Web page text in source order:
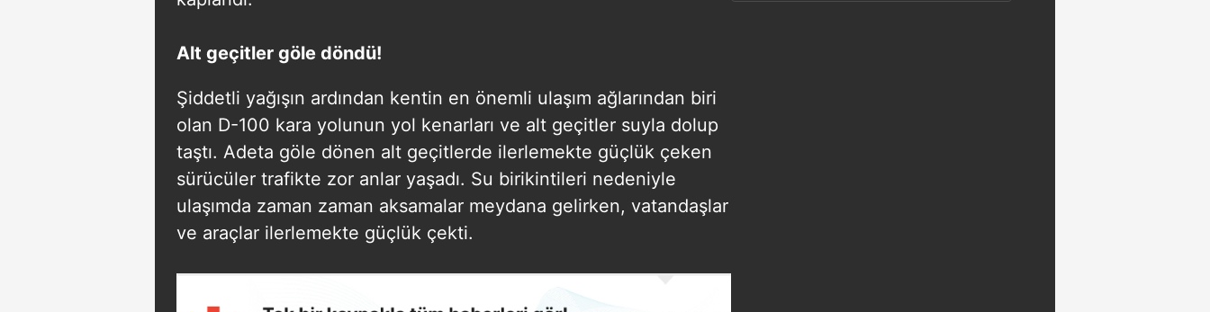
Alt geçitler göle döndü!
Şiddetli yağışın ardından kentin en önemli ulaşım ağlarından biri
olan D-100 kara yolunun yol kenarları ve alt geçitler suyla dolup
taştı. Adeta göle dönen alt geçitlerde ilerlemekte güçlük çeken
sürücüler trafikte zor anlar yaşadı. Su birikintileri nedeniyle
ulaşımda zaman zaman aksamalar meydana gelirken, vatandaşlar
ve araçlar ilerlemekte güçlük çekti.